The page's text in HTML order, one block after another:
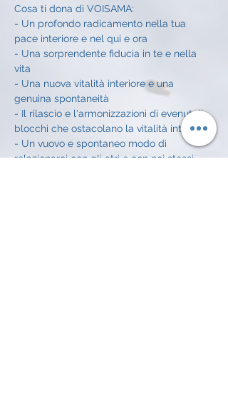
Cosa ti dona di VOISAMA:
- Un profondo radicamento nella tua
pace interiore e nel qui e ora
- Una sorprendente fiducia in te e nella
vita
- Una nuova vitalità interiore e una
genuina spontaneità
- Il rilascio e l'armonizzazioni di evenutali
blocchi che ostacolano la vitalità interiore
- Un vuovo e spontaneo modo di
relazionarci con gli atri e con noi stessi